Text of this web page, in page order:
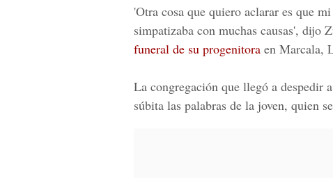
'Otra cosa que quiero aclarar es que
simpatizaba con muchas causas', dijo
funeral de su progenitora en Marcala,
La congregación que llegó a despedir
súbita las palabras de la joven, quien